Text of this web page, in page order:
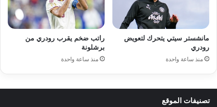
مانشستر سيتي يتحرك لتعويض
رودري
منذ ساعة واحدة
راتب ضخم يقرب رودري من
برشلونة
منذ ساعة واحدة
تصنيفات الموقع